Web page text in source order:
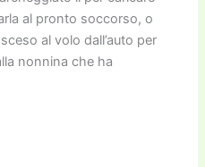
al pronto soccorso, o
al volo dall’auto per
nonnina che ha